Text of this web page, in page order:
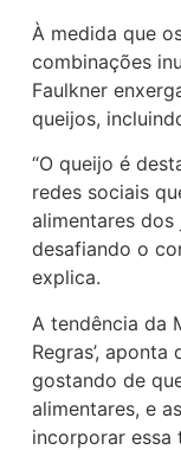
À medida que
combinações
Faulkner
queijos,
“O queijo é
redes sociais
alimentares dos
desafiando o
explica.
A tendência da
Regras’,
gostando de
alimentares, e
incorporar essa